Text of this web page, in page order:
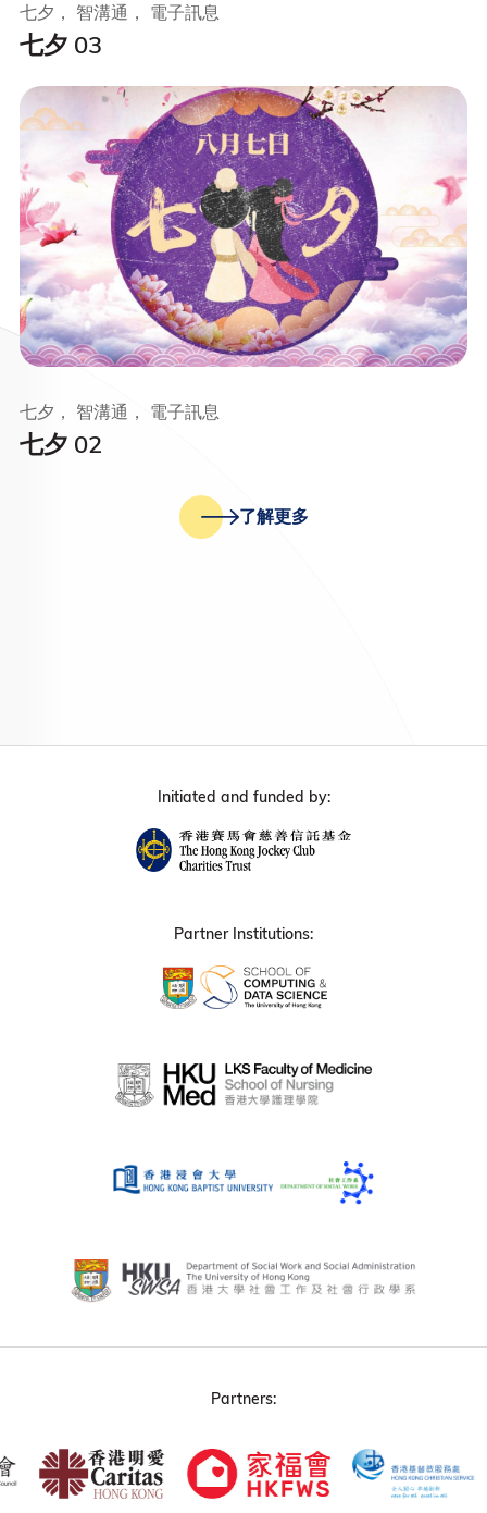
七夕 03
七夕， 智溝通， 電子訊息
七夕 02
七夕， 智溝通， 電子訊息
了解更多
Initiated and funded by:
Partner Institutions:
Partners: